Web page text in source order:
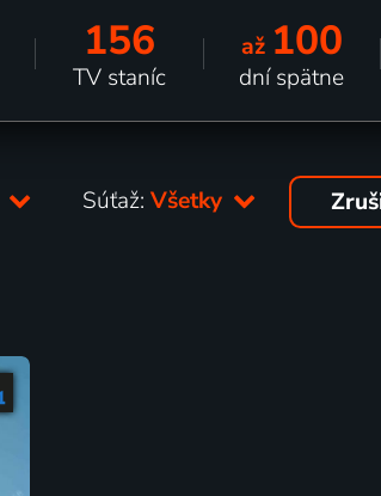
156
TV staníc
až 100
dní spätne
Súťaž:Všetky